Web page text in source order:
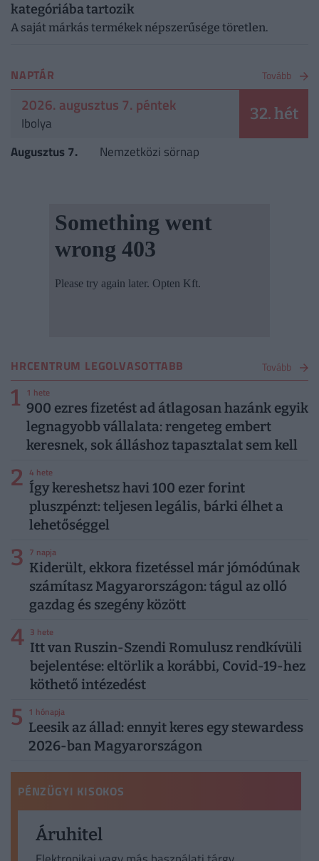
kategóriába tartozik
A saját márkás termékek népszerűsége töretlen.
NAPTÁR Tovább
2026. augusztus 7. péntek
Ibolya 32. hét
Augusztus 7. Nemzetközi sörnap
HRCENTRUM LEGOLVASOTTABB Tovább
1 1 hete
900 ezres fizetést ad átlagosan hazánk egyik
legnagyobb vállalata: rengeteg embert
keresnek, sok álláshoz tapasztalat sem kell
2 4 hete
Így kereshetsz havi 100 ezer forint
pluszpénzt: teljesen legális, bárki élhet a
lehetőséggel
3 7 napja
Kiderült, ekkora fizetéssel már jómódúnak
számítasz Magyarországon: tágul az olló
gazdag és szegény között
4 3 hete
Itt van Ruszin-Szendi Romulusz rendkívüli
bejelentése: eltörlik a korábbi, Covid-19-hez
köthető intézedést
5 1 hónapja
Leesik az állad: ennyit keres egy stewardess
2026-ban Magyarországon
PÉNZÜGYI KISOKOS
Áruhitel